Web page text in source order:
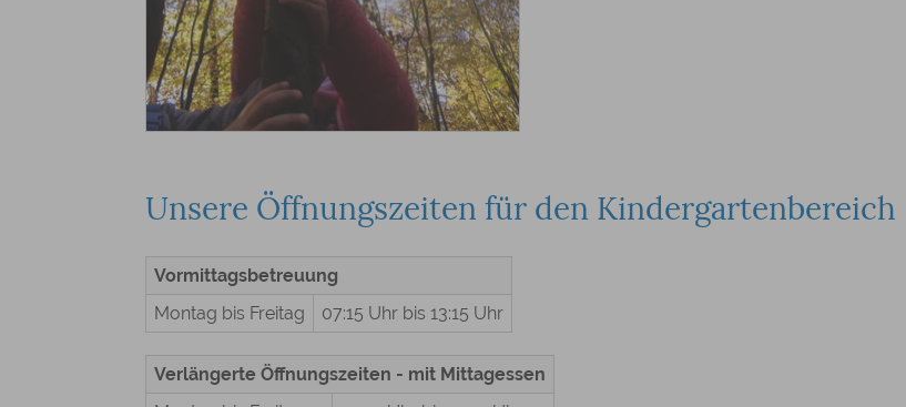
Unsere Öffnungszeiten für den Kindergartenbereich
Vormittagsbetreuung
Montag bis Freitag
07:15 Uhr bis 13:15 Uhr
Verlängerte Öffnungszeiten - mit Mittagessen